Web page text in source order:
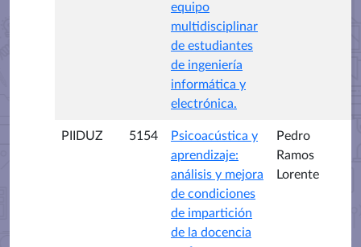
equipo
multidisciplinar
de estudiantes
de ingeniería
informática y
electrónica.
PIIDUZ 5154
Psicoacústica y
aprendizaje:
análisis y mejora
de condiciones
de impartición
de la docencia
Pedro
Ramos
Lorente